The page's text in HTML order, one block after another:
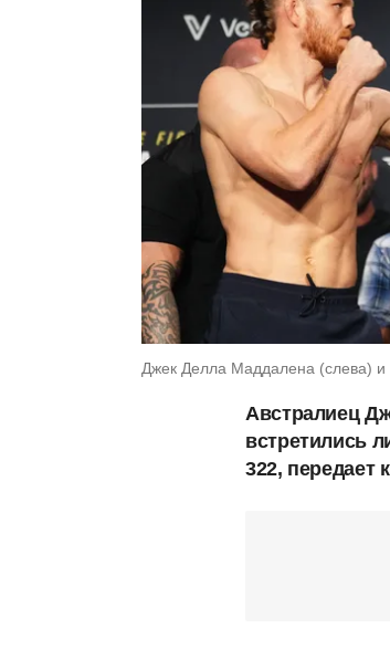
Джек Делла Маддалена (слева)
Австралиец
встретились
322, передает